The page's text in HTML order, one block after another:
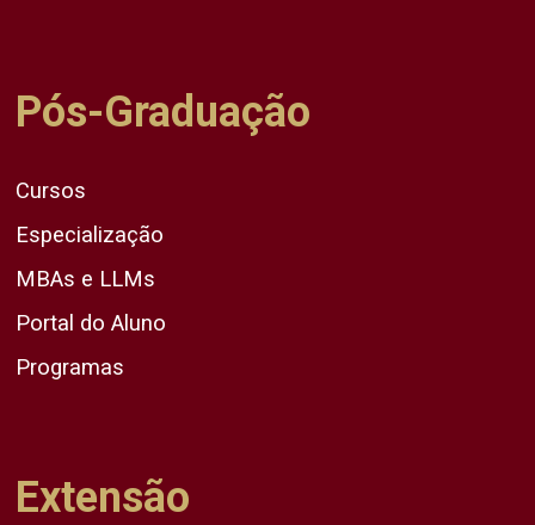
Pós-Graduação
Cursos
Especialização
MBAs e LLMs
Portal do Aluno
Programas
Extensão